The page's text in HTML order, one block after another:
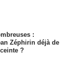
:
Zéphirin déjà de
?